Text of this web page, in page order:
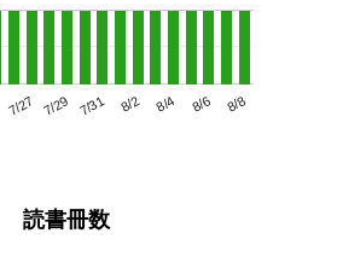
7/27 7/29 7/31 8/2 8/4 8/6 8/8
読書冊数